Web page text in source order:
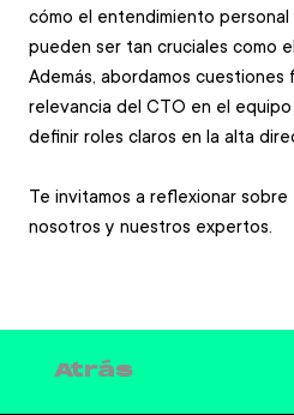
cómo el entendimiento personal
pueden ser tan cruciales como
Además, abordamos cuestiones
relevancia del CTO en el
definir roles claros en la alta
Te invitamos a reflexionar
nosotros y nuestros expertos.
Atrás